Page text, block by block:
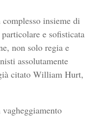
insieme di
e sofisticata
non solo regia e
assolutamente
citato William Hurt,